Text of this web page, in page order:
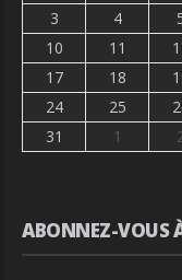
3
4
10
11
17
18
24
25
31
1
ABONNEZ-VOUS